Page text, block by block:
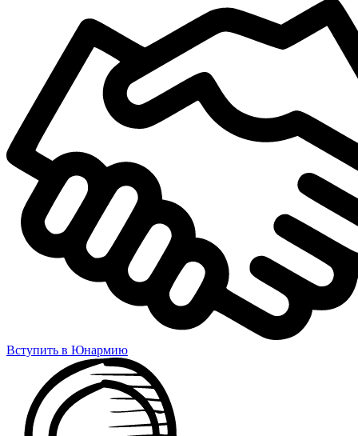
Вступить в Юнармию